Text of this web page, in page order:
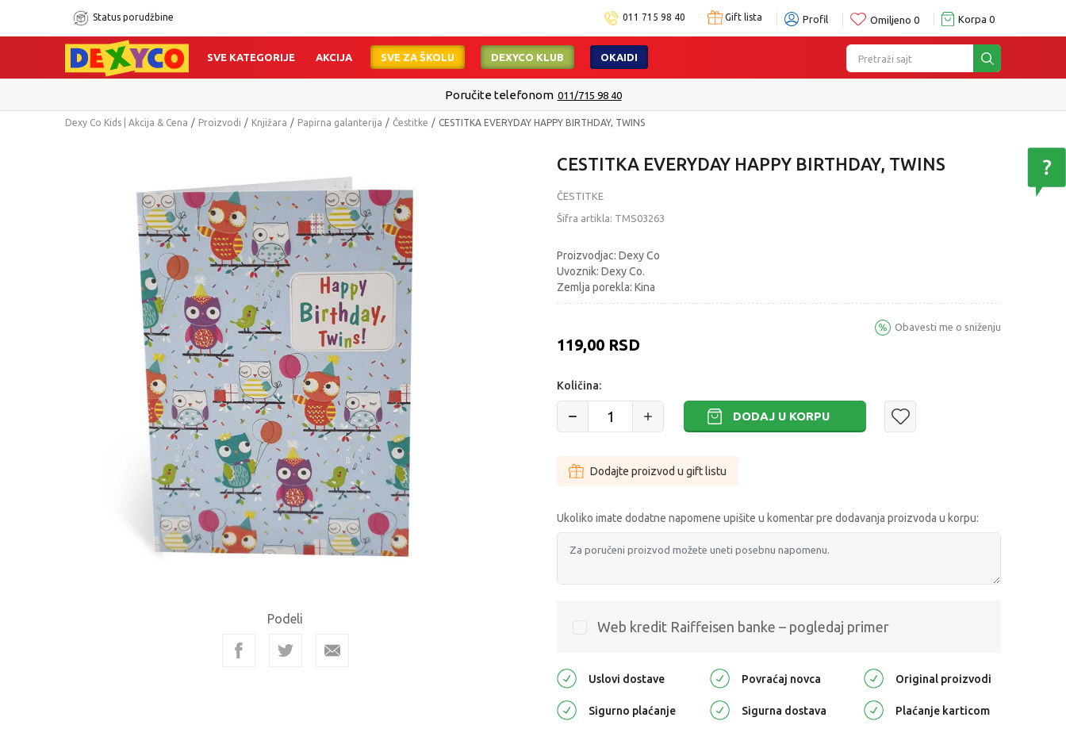
Status porudžbine 011 715 98 40 Gift lista Profil Omiljeno 0 Korpa 0
Pretraži sajt
SVE KATEGORIJE AKCIJA SVE ZA ŠKOLU DEXYCO KLUB OKAIDI
Poručite telefonom 011/715 98 40
Dexy Co Kids | Akcija & Cena Proizvodi Knjižara Papirna galanterija Čestitke CESTITKA EVERYDAY HAPPY BIRTHDAY, TWINS
Podeli
CESTITKA EVERYDAY HAPPY BIRTHDAY, TWINS
ČESTITKE
Šifra artikla: TMS03263
Proizvodjac: Dexy Co
Uvoznik: Dexy Co.
Zemlja porekla: Kina
119,00 RSD
Obavesti me o sniženju
Količina:
DODAJ U KORPU
Dodajte proizvod u gift listu
Ukoliko imate dodatne napomene upišite u komentar pre dodavanja proizvoda u korpu:
Web kredit Raiffeisen banke – pogledaj primer
Uslovi dostave Povraćaj novca Original proizvodi
Sigurno plaćanje Sigurna dostava Plaćanje karticom